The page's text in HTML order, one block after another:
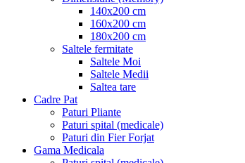
140x200 cm
160x200 cm
180x200 cm
Saltele fermitate
Saltele Moi
Saltele Medii
Saltea tare
Cadre Pat
Paturi Pliante
Paturi spital (medicale)
Paturi din Fier Forjat
Gama Medicala